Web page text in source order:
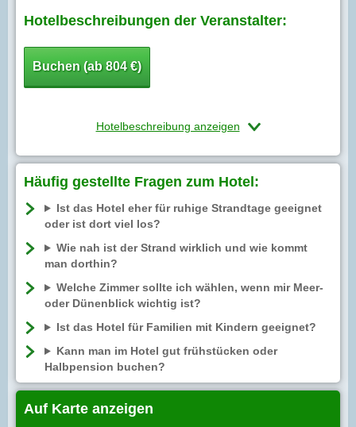
Hotelbeschreibungen der Veranstalter:
Buchen (ab 804 €)
Hotelbeschreibung anzeigen
Häufig gestellte Fragen zum Hotel:
Ist das Hotel eher für ruhige Strandtage geeignet
oder ist dort viel los?
Wie nah ist der Strand wirklich und wie kommt
man dorthin?
Welche Zimmer sollte ich wählen, wenn mir Meer-
oder Dünenblick wichtig ist?
Ist das Hotel für Familien mit Kindern geeignet?
Kann man im Hotel gut frühstücken oder
Halbpension buchen?
Auf Karte anzeigen